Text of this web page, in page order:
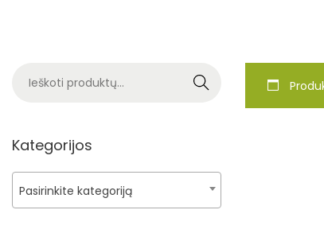
Search
Kategorijos
Pasirinkite kategoriją